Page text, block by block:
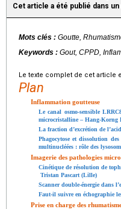
Cet article a été publié dans
Mots clés : Goutte,
Keywords : Gout, CPPD,
Le texte complet de cet article
Plan
Inflammation goutteuse
Le canal osmo-sensible
microcristalline – Hang-Korng
La fraction d’excrétion de
Phagocytose et dissolution
multinucléées : rôle des
Imagerie des pathologies
Cinétique de résolution de
Tristan Pascart (Lille)
Scanner double-énergie dans
Faut-il suivre en échographie
Prise en charge des